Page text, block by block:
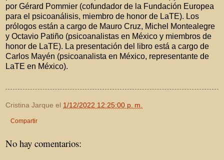
por Gérard Pommier (cofundador de la Fundación Europea
para el psicoanálisis, miembro de honor de LaTE). Los
prólogos están a cargo de Mauro Cruz, Michel Montealegre
y Octavio Patiño (psicoanalistas en México y miembros de
honor de LaTE). La presentación del libro está a cargo de
Carlos Mayén (psicoanalista en México, representante de
LaTE en México).
Cristina Jarque el 1/12/2022 12:25:00 p. m.
Compartir
No hay comentarios: